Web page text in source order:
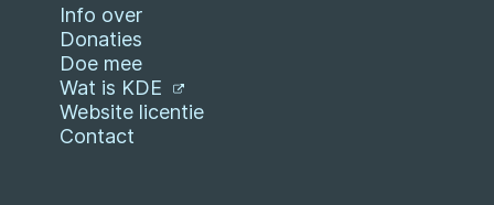
Info over
Donaties
Doe mee
Wat is KDE
Website licentie
Contact